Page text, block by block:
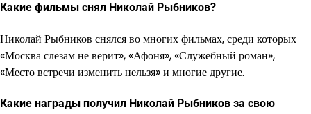
Какие фильмы снял Николай Рыбников?
Николай Рыбников снялся во многих фильмах, среди которых
«Москва слезам не верит», «Афоня», «Служебный роман»,
«Место встречи изменить нельзя» и многие другие.
Какие награды получил Николай Рыбников за свою